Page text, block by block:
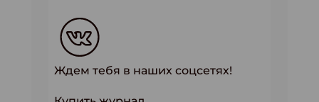
Ждем тебя в наших соцсетях!